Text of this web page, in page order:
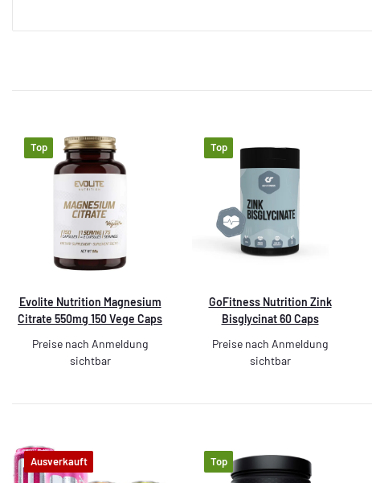
Top
Evolite Nutrition Magnesium
Citrate 550mg 150 Vege Caps
Preise nach Anmeldung
sichtbar
Top
GoFitness Nutrition Zink
Bisglycinat 60 Caps
Preise nach Anmeldung
sichtbar
Ausverkauft Top